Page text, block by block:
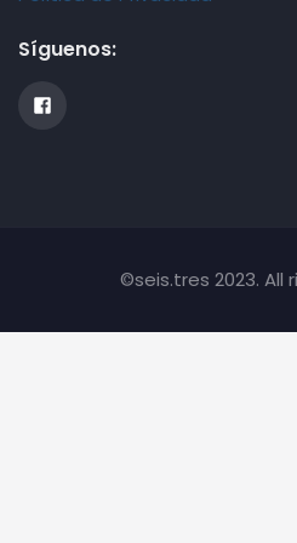
Síguenos:
©seis.tres 2023. All